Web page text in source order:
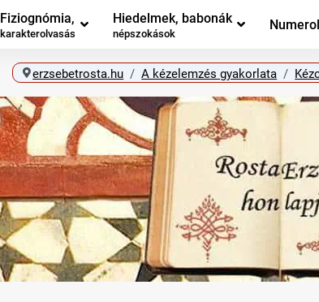
Fiziognómia,
karakterolvasás
Hiedelmek, babonák
népszokások
erzsebetrosta.hu A kézelemzés gyakorlata